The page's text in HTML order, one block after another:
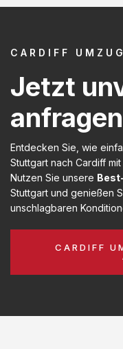
CARDIFF
Jetzt
Entdecken Sie, wie
Stuttgart nach Cardiff
Nutzen Sie unsere
Stuttgart und genießen
unschlagbaren
CARDIFF